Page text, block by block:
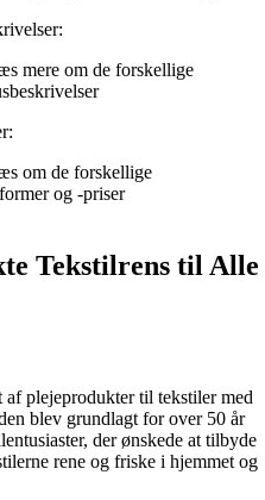
mere om de forskellige
om de forskellige
og -priser
Tekstilrens til Alle
af plejeprodukter til tekstiler med
blev grundlagt for over 50 år
der ønskede at tilbyde
rene og friske i hjemmet og